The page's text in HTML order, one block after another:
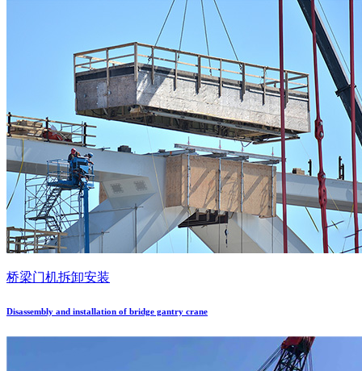
桥梁门机拆卸安装
Disassembly and installation of bridge gantry crane